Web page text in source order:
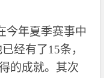
今年夏季赛事中
经有了15条，
的成就。其次